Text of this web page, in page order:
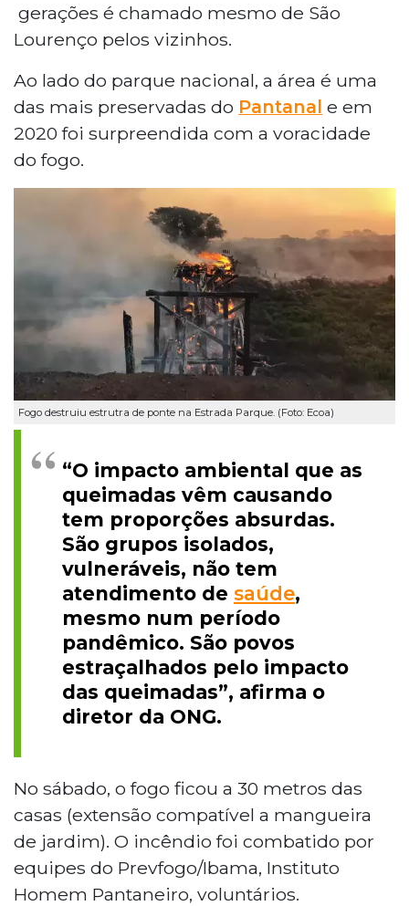
gerações é chamado mesmo de São
Lourenço pelos vizinhos.
Ao lado do parque nacional, a área é uma
das mais preservadas do Pantanal e em
2020 foi surpreendida com a voracidade
do fogo.
Fogo destruiu estrutra de ponte na Estrada Parque. (Foto: Ecoa)
“O impacto ambiental que as
queimadas vêm causando
tem proporções absurdas.
São grupos isolados,
vulneráveis, não tem
atendimento de saúde,
mesmo num período
pandêmico. São povos
estraçalhados pelo impacto
das queimadas”, afirma o
diretor da ONG.
No sábado, o fogo ficou a 30 metros das
casas (extensão compatível a mangueira
de jardim). O incêndio foi combatido por
equipes do Prevfogo/Ibama, Instituto
Homem Pantaneiro, voluntários.